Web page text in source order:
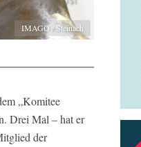
IMAGO / Steinach
„Komitee
Drei Mal – hat er
der